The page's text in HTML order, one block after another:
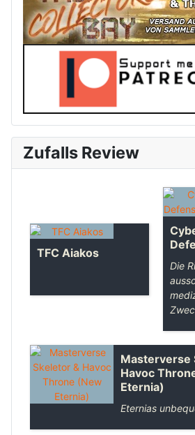
Zufalls Review
TFC Aiakos
Die
Masterverse
Havoc
Eternia)
Eternias